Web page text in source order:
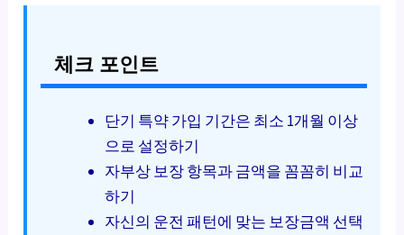
체크 포인트
단기 특약 가입 기간은 최소 1개월 이상
으로 설정하기
자부상 보장 항목과 금액을 꼼꼼히 비교
하기
자신의 운전 패턴에 맞는 보장금액 선택